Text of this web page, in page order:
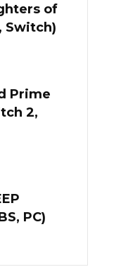
of
Switch)
Prime
2,
PC)